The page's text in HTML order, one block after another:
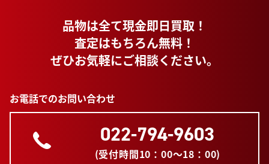
品物は全て現金即日買取！
査定はもちろん無料！
ぜひお気軽にご相談ください。
お電話でのお問い合わせ
022-794-9603
(受付時間10：00～18：00)